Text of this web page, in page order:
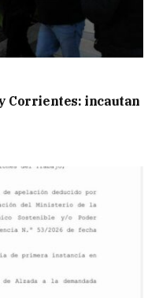
Corrientes: incautan